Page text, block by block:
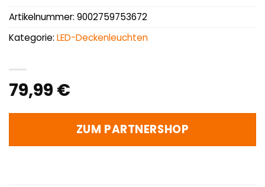
79,99 €
ZUM PARTNERSHOP
Artikelnummer: 9002759753672
Kategorie: LED-Deckenleuchten